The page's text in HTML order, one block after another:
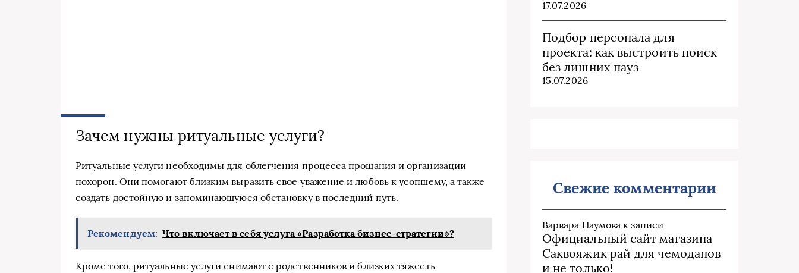
Зачем нужны ритуальные услуги?
Ритуальные услуги необходимы для облегчения процесса прощания и организации
похорон. Они помогают близким выразить свое уважение и любовь к усопшему, а также
создать достойную и запоминающуюся обстановку в последний путь.
Рекомендуем: Что включает в себя услуга «Разработка бизнес-стратегии»?
Кроме того, ритуальные услуги снимают с родственников и близких тяжесть
17.07.2026
Подбор персонала для
проекта: как выстроить поиск
без лишних пауз
15.07.2026
Свежие комментарии
Варвара Наумова к записи
Официальный сайт магазина
Саквояжик рай для чемоданов
и не только!